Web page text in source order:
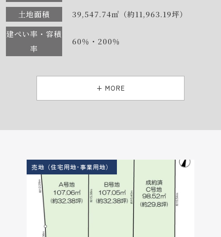
土地面積
39,547.74㎡（約11,963.19坪）
建ぺい率・容積
率
60％・200％
+ MORE
売地（住宅用地･事業用地）